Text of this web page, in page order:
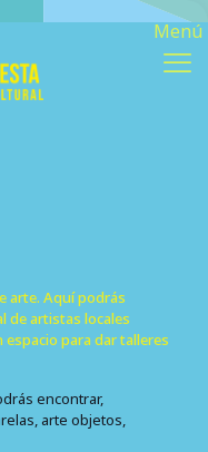
arte. Aquí podrás
de artistas locales
para dar talleres
encontrar,
arte objetos,